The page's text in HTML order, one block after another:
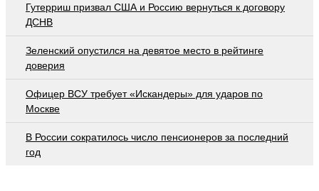
Гутерриш призвал США и Россию вернуться к договору
ДСНВ
Зеленский опустился на девятое место в рейтинге
доверия
Офицер ВСУ требует «Искандеры» для ударов по
Москве
В России сократилось число пенсионеров за последний
год